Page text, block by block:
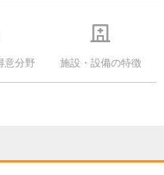
意分野 施設・設備の特徴